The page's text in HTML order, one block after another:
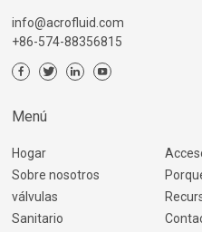
info@acrofluid.com
+86-574-88356815
Menú
Hogar
Sobre nosotros
válvulas
Sanitario